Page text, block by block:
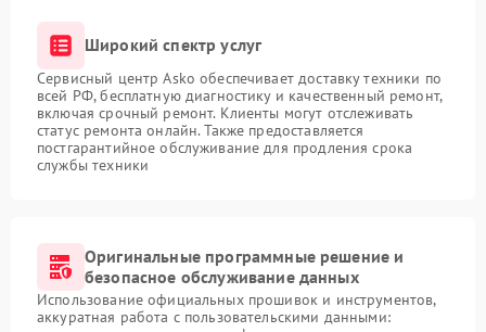
Широкий спектр услуг
Сервисный центр Asko обеспечивает доставку техники по
всей РФ, бесплатную диагностику и качественный ремонт,
включая срочный ремонт. Клиенты могут отслеживать
статус ремонта онлайн. Также предоставляется
постгарантийное обслуживание для продления срока
службы техники
Оригинальные программные решение и
безопасное обслуживание данных
Использование официальных прошивок и инструментов,
аккуратная работа с пользовательскими данными: